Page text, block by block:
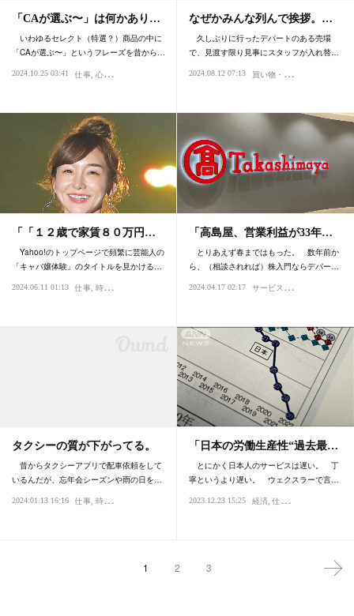
「CAが選ぶ〜」は何かあり…
いわゆるセレクト（特選？）商品の中に
「CAが選ぶ〜」というフレーズを昔から…
2024.10.25 03:41 仕事 心理・精神性
なぜかみんな列んで挨拶。…
久しぶりに行ったデパートのある売場
で、見渡す限り見事にスタッフが入れ替…
2024.08.12 07:13 買
い物・デパート
「「１２歳で家賃８０万円…
Yahoo!のトップページで頻繁に芸能人の
「キャバ嬢体験」のタイトルを見かける…
2024.06.11 01:13 仕事 時代
「高島屋、営業利益が33年…
とりあえず春まではもった。 数年前か
ら、（相談されれば）株入門ならデパー…
2024.04.17 02:17 サ
ービス・おもてなし
タクシーの質が下がってる。
昔からタクシーアプリで配車依頼をして
いるんだが、忘年会シーズンや雨の日を…
2024.01.13 16:16 仕事 時代
「日本の労働生産性“過去最…
とにかく日本人のサービスは遅い。 丁
寧というより遅い。 ウェクスラーで言…
2023.12.23 15:25 経済 仕事
1 2 3